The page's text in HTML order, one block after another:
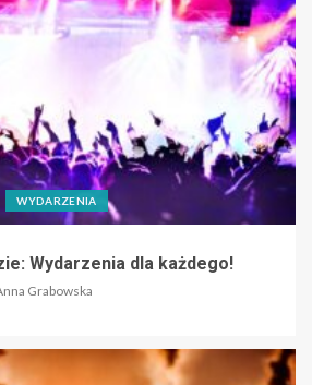
WYDARZENIA
Wydarzenia dla każdego!
Grabowska